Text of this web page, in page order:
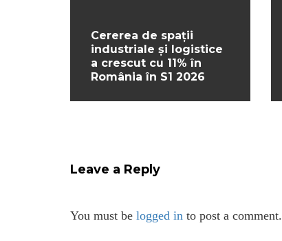
Cererea de spații
industriale și logistice
a crescut cu 11% în
România în S1 2026
Leave a Reply
You must be logged in to post a comment.